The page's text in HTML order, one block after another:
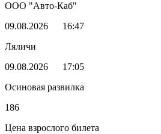
ООО "Авто-Каб"
09.08.2026
16:47
Ляличи
09.08.2026
17:05
Осиновая развилка
186
Цена взрослого билета